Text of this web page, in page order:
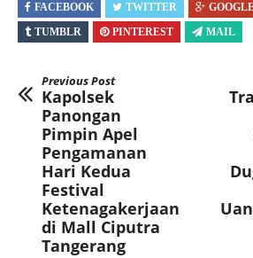
FACEBOOK TWITTER
TUMBLR
PINTEREST MAIL
Previous Post
Kapolsek
Panongan
Pimpin Apel
Pengamanan
Hari Kedua
Festival
Ketenagakerjaan
di Mall Ciputra
Tangerang